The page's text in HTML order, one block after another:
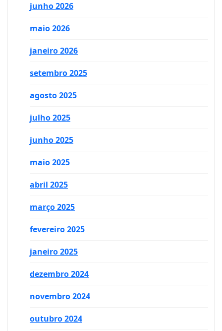
junho 2026
maio 2026
janeiro 2026
setembro 2025
agosto 2025
julho 2025
junho 2025
maio 2025
abril 2025
março 2025
fevereiro 2025
janeiro 2025
dezembro 2024
novembro 2024
outubro 2024